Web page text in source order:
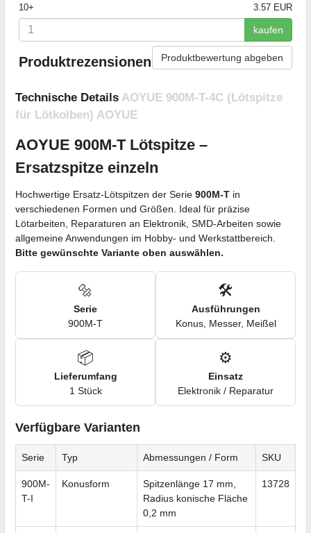
10+ 3.57 EUR
kaufen
Produktrezensionen Produktbewertung abgeben
Technische Details AOYUE 900M-T-4C (Lötspitze
für Lötkolben) AOYUE
AOYUE 900M-T Lötspitze –
Ersatzspitze einzeln
Hochwertige Ersatz-Lötspitzen der Serie 900M-T in
verschiedenen Formen und Größen. Ideal für präzise
Lötarbeiten, Reparaturen an Elektronik, SMD-Arbeiten sowie
allgemeine Anwendungen im Hobby- und Werkstattbereich.
Bitte gewünschte Variante oben auswählen.
🔩
Serie
900M-T
🛠️
Ausführungen
Konus, Messer, Meißel
📦
Lieferumfang
1 Stück
⚙️
Einsatz
Elektronik / Reparatur
Verfügbare Varianten
Serie Typ Abmessungen / Form SKU
900M-
T-I
Konusform
Spitzenlänge 17 mm,
Radius konische Fläche
0,2 mm
13728